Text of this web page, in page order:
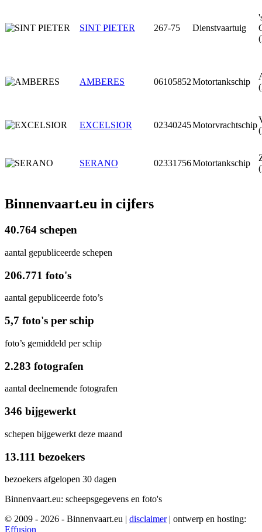
SINT PIETER 267-75 Dienstvaartuig
AMBERES 06105852Motortankschip
EXCELSIOR 02340245Motorvrachtschip
SERANO 02331756Motortankschip
Binnenvaart.eu in cijfers
40.764 schepen
aantal gepubliceerde schepen
206.771 foto's
aantal gepubliceerde foto’s
5,7 foto's per schip
foto’s gemiddeld per schip
2.283 fotografen
aantal deelnemende fotografen
346 bijgewerkt
schepen bijgewerkt deze maand
13.111 bezoekers
bezoekers afgelopen 30 dagen
Binnenvaart.eu: scheepsgegevens en foto's
© 2009 - 2026 - Binnenvaart.eu | disclaimer | ontwerp en hosting:
Effusion